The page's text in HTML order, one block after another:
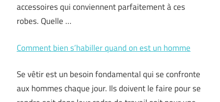
accessoires qui conviennent parfaitement à ces
robes. Quelle …
Comment bien s’habiller quand on est un homme
Se vêtir est un besoin fondamental qui se confronte
aux hommes chaque jour. Ils doivent le faire pour se